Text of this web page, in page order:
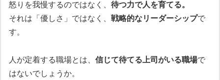
怒りを我慢するのではなく、待つ力で人を育てる。
それは「優しさ」ではなく、戦略的なリーダーシップで
す。
人が定着する職場とは、信じて待てる上司がいる職場で
はないでしょうか。